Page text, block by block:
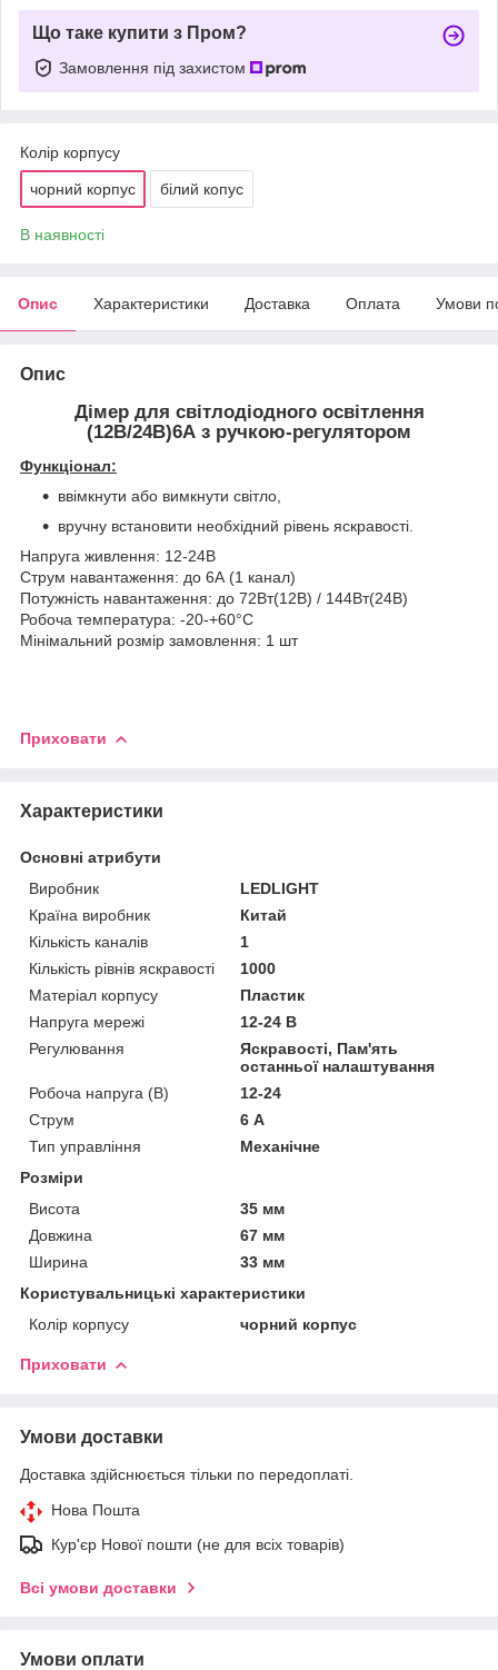
Що таке купити з Пром?
Замовлення під захистом
Колір корпусу
чорний корпус білий копус
В наявності
Опис Характеристики Доставка Оплата Умови
Опис
Дімер для світлодіодного освітлення
(12В/24В)6А з ручкою-регулятором
Функціонал:
ввімкнути або вимкнути світло,
вручну встановити необхідний рівень яскравості.
Напруга живлення: 12-24В
Струм навантаження: до 6А (1 канал)
Потужність навантаження: до 72Вт(12В) / 144Вт(24В)
Робоча температура: -20-+60°C
Мінімальний розмір замовлення: 1 шт
Приховати
Характеристики
Основні атрибути
Виробник
LEDLIGHT
Країна виробник
Китай
Кількість каналів
1
Кількість рівнів яскравості
1000
Матеріал корпусу
Пластик
Напруга мережі
12-24 В
Регулювання
Яскравості, Пам'ять
останньої налаштування
Робоча напруга (В)
12-24
Струм
6 А
Тип управління
Механічне
Розміри
Висота
35 мм
Довжина
67 мм
Ширина
33 мм
Користувальницькі характеристики
Колір корпусу
чорний корпус
Приховати
Умови доставки
Доставка здійснюється тільки по передоплаті.
Нова Пошта
Кур'єр Нової пошти (не для всіх товарів)
Всі умови доставки
Умови оплати